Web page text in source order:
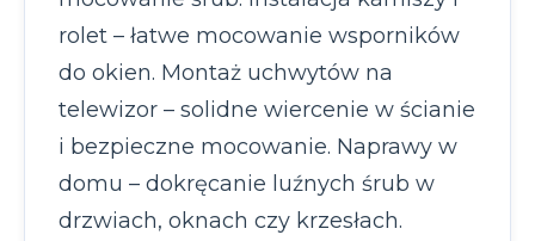
rolet – łatwe mocowanie wsporników
do okien. Montaż uchwytów na
telewizor – solidne wiercenie w ścianie
i bezpieczne mocowanie. Naprawy w
domu – dokręcanie luźnych śrub w
drzwiach, oknach czy krzesłach.